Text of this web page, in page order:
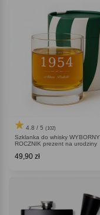
4.8 / 5 (102)
Szklanka do whisky WYBORNY
ROCZNIK prezent na urodziny
49,90 zł